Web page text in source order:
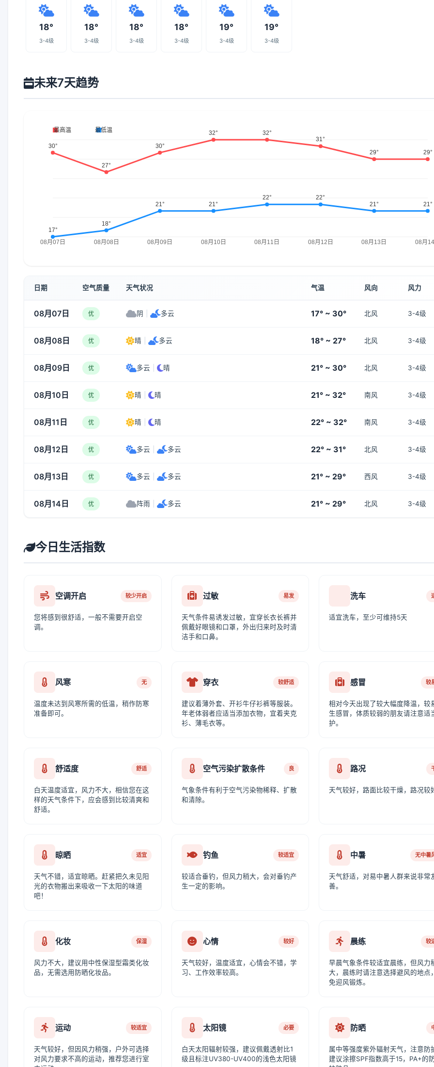
18°
3-4级
18°
3-4级
18°
3-4级
18°
3-4级
19°
3-4级
19°
3-4级
未来7天趋势
日期 空气质量 天气状况 气温 风向 风力
08月07日 优 阴 多云 17° ~ 30° 北风 3-4级
08月08日 优 晴 多云 18° ~ 27° 北风 3-4级
08月09日 优 多云 晴 21° ~ 30° 北风 3-4级
08月10日 优 晴 晴 21° ~ 32° 南风 3-4级
08月11日 优 晴 晴 22° ~ 32° 南风 3-4级
08月12日 优 多云 多云 22° ~ 31° 北风 3-4级
08月13日 优 多云 多云 21° ~ 29° 西风 3-4级
08月14日 优 阵雨 多云 21° ~ 29° 北风 3-4级
今日生活指数
空调开启 较少开启
您将感到很舒适，一般不需要开启空
调。
过敏 易发
天气条件易诱发过敏，宜穿长衣长裤并
佩戴好眼镜和口罩，外出归来时及时清
洁手和口鼻。
洗车
适宜洗车，至少可维持5天
风寒 无
温度未达到风寒所需的低温，稍作防寒
准备即可。
穿衣 较舒适
建议着薄外套、开衫牛仔衫裤等服装。
年老体弱者应适当添加衣物，宜着夹克
衫、薄毛衣等。
感冒 较
相对今天出现了较大幅度降温，较
生感冒，体质较弱的朋友请注意适
护。
舒适度 舒适
白天温度适宜，风力不大，相信您在这
样的天气条件下，应会感到比较清爽和
舒适。
空气污染扩散条件 良
气象条件有利于空气污染物稀释、扩散
和清除。
路况
天气较好，路面比较干燥，路况较
晾晒 适宜
天气不错，适宜晾晒。赶紧把久未见阳
光的衣物搬出来吸收一下太阳的味道
吧！
钓鱼 较适宜
较适合垂钓，但风力稍大，会对垂钓产
生一定的影响。
中暑 无中暑
天气舒适，对易中暑人群来说非常
善。
化妆 保湿
风力不大，建议用中性保湿型霜类化妆
品，无需选用防晒化妆品。
心情 较好
天气较好，温度适宜，心情会不错，学
习、工作效率较高。
晨练 较
早晨气象条件较适宜晨练，但风力
大，晨练时请注意选择避风的地点
免迎风锻炼。
运动 较适宜
天气较好，但因风力稍强，户外可选择
对风力要求不高的运动，推荐您进行室
太阳镜 必要
白天太阳辐射较强，建议佩戴透射比1
级且标注UV380-UV400的浅色太阳镜
防晒
属中等强度紫外辐射天气，注意防
建议涂擦SPF指数高于15，PA+的